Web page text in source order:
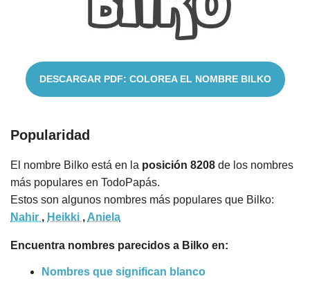
DESCARGAR PDF: COLOREA EL NOMBRE BILKO
Popularidad
El nombre Bilko está en la posición 8208 de los nombres
más populares en TodoPapás.
Estos son algunos nombres más populares que Bilko:
Nahir , Heikki , Aniela
Encuentra nombres parecidos a Bilko en:
Nombres que significan blanco